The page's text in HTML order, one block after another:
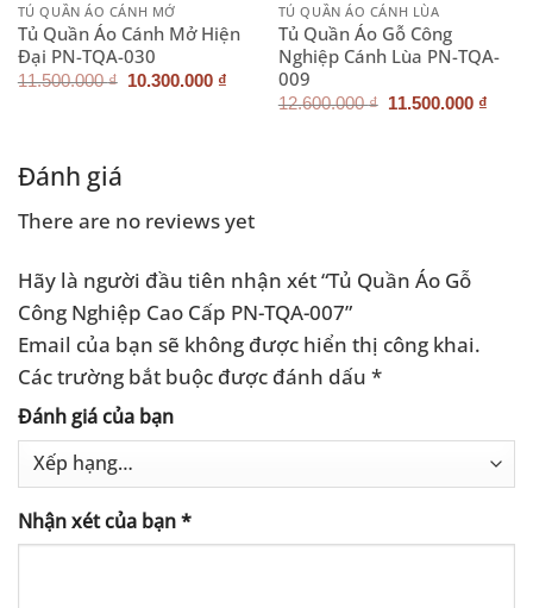
TỦ QUẦN ÁO CÁNH MỞ
Tủ Quần Áo Cánh Mở Hiện
Đại PN-TQA-030
11.500.000₫ Giá
10.300.000 ₫
TỦ QUẦN ÁO CÁNH LÙA
Tủ Quần Áo Gỗ Công
Nghiệp Cánh Lùa PN-TQA-
009
12.600.000₫ Giá
11.500.000 ₫
Đánh giá
There are no reviews yet
Hãy là người đầu tiên nhận xét “Tủ Quần Áo Gỗ
Công Nghiệp Cao Cấp PN-TQA-007”
Email của bạn sẽ không được hiển thị công khai.
Các trường bắt buộc được đánh dấu *
Đánh giá của bạn
Nhận xét của bạn*